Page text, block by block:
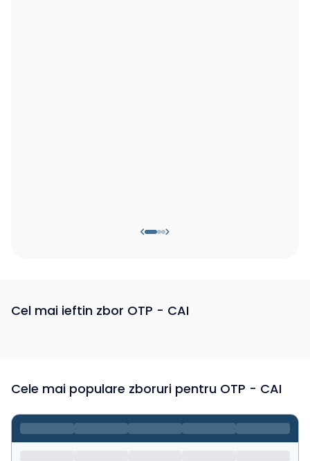
Cel mai ieftin zbor OTP - CAI
Cele mai populare zboruri pentru OTP - CAI